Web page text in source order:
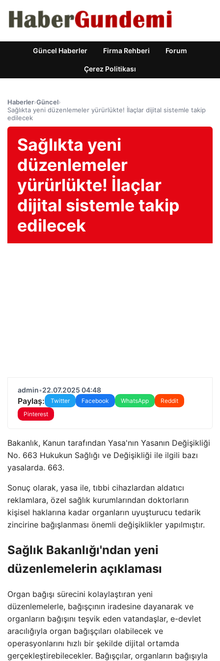
Güncel Haberler Firma Rehberi Forum
Çerez Politikası
Haberler›Güncel›
Sağlıkta yeni düzenlemeler yürürlükte! İlaçlar dijital sistemle takip
edilecek
Sağlıkta yeni
düzenlemeler
yürürlükte! İlaçlar
dijital sistemle takip
edilecek
admin•22.07.2025 04:48
Paylaş: Twitter Facebook WhatsApp
Reddit
Pinterest
Bakanlık, Kanun tarafından Yasa'nın Yasanın Değişikliği
No. 663 Hukukun Sağlığı ve Değişikliği ile ilgili bazı
yasalarda. 663.
Sonuç olarak, yasa ile, tıbbi cihazlardan aldatıcı
reklamlara, özel sağlık kurumlarından doktorların
kişisel haklarına kadar organların uyuşturucu tedarik
zincirine bağışlanması önemli değişiklikler yapılmıştır.
Sağlık Bakanlığı'ndan yeni
düzenlemelerin açıklaması
Organ bağışı sürecini kolaylaştıran yeni
düzenlemelerle, bağışçının iradesine dayanarak ve
organların bağışını teşvik eden vatandaşlar, e-devlet
aracılığıyla organ bağışçıları olabilecek ve
operasyonlarını hızlı bir şekilde dijital ortamda
gerçekleştirebilecekler. Bağışçılar, organların bağışıyla